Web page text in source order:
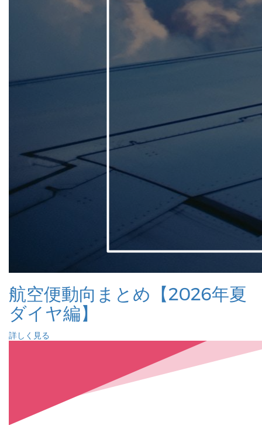
航空便動向まとめ【2026年夏
ダイヤ編】
詳しく見る